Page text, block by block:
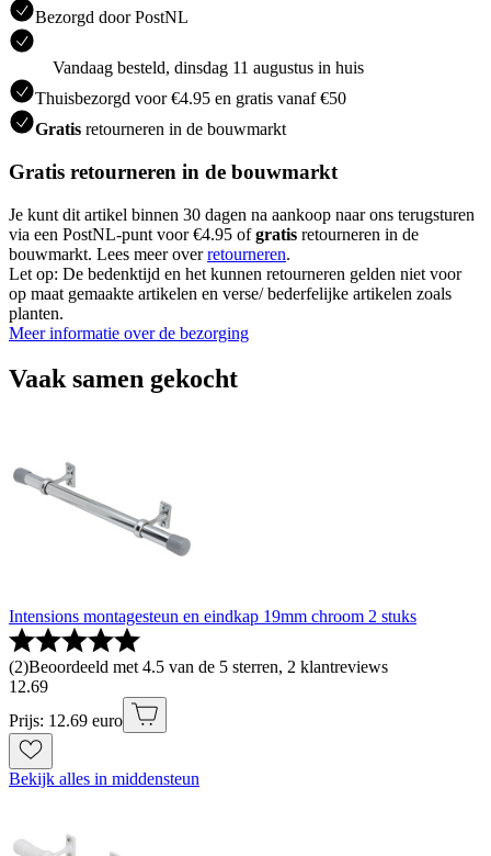
Bezorgd door PostNL
Vandaag besteld, dinsdag 11 augustus in huis
Thuisbezorgd voor €4.95 en gratis vanaf €50
Gratis retourneren in de bouwmarkt
Gratis retourneren in de bouwmarkt
Je kunt dit artikel binnen 30 dagen na aankoop naar ons terugsturen
via een PostNL-punt voor €4.95 ofgratis retourneren in de
bouwmarkt. Lees meer overretourneren.
Let op: De bedenktijd en het kunnen retourneren gelden niet voor
op maat gemaakte artikelen en verse/ bederfelijke artikelen zoals
planten.
Meer informatie over de bezorging
Vaak samen gekocht
Intensions montagesteun en eindkap 19mm chroom 2 stuks
(2)Beoordeeld met 4.5 van de 5 sterren, 2 klantreviews
12.69
Prijs: 12.69 euro
Bekijk alles in middensteun